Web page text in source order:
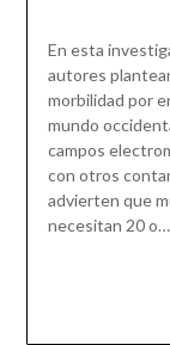
En esta
autores
morbilidad por
mundo
campos
con otros
advierten que
necesitan 20 o…